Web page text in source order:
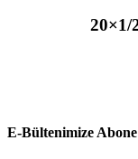
20×1/
E-Bültenimize